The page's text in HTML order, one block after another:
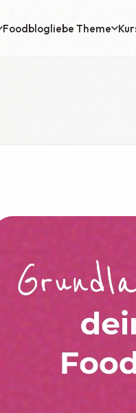
Foodblogliebe Theme